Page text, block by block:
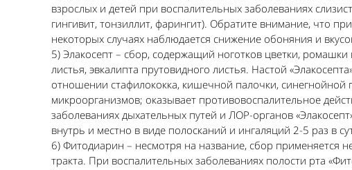
взрослых и детей при воспалительных заболеваниях
гингивит, тонзиллит, фарингит). Обратите внимание, что
некоторых случаях наблюдается снижение обоняния и
5) Элакосепт – сбор, содержащий ноготков цветки,
листья, эвкалипта прутовидного листья. Настой
отношении стафилококка, кишечной палочки, синегнойной
микроорганизмов; оказывает противовоспалительное
заболеваниях дыхательных путей и ЛОР-органов
внутрь и местно в виде полосканий и ингаляций 2-5 раз в
6) Фитодиарин – несмотря на название, сбор применяется
тракта. При воспалительных заболеваниях полости рта